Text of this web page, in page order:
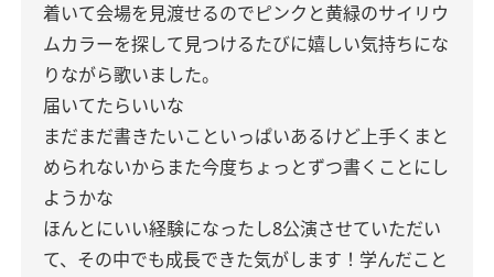
着いて会場を見渡せるのでピンクと黄緑のサイリウ
ムカラーを探して見つけるたびに嬉しい気持ちにな
りながら歌いました。
届いてたらいいな
まだまだ書きたいこといっぱいあるけど上手くまと
められないからまた今度ちょっとずつ書くことにし
ようかな
ほんとにいい経験になったし8公演させていただい
て、その中でも成長できた気がします！学んだこと